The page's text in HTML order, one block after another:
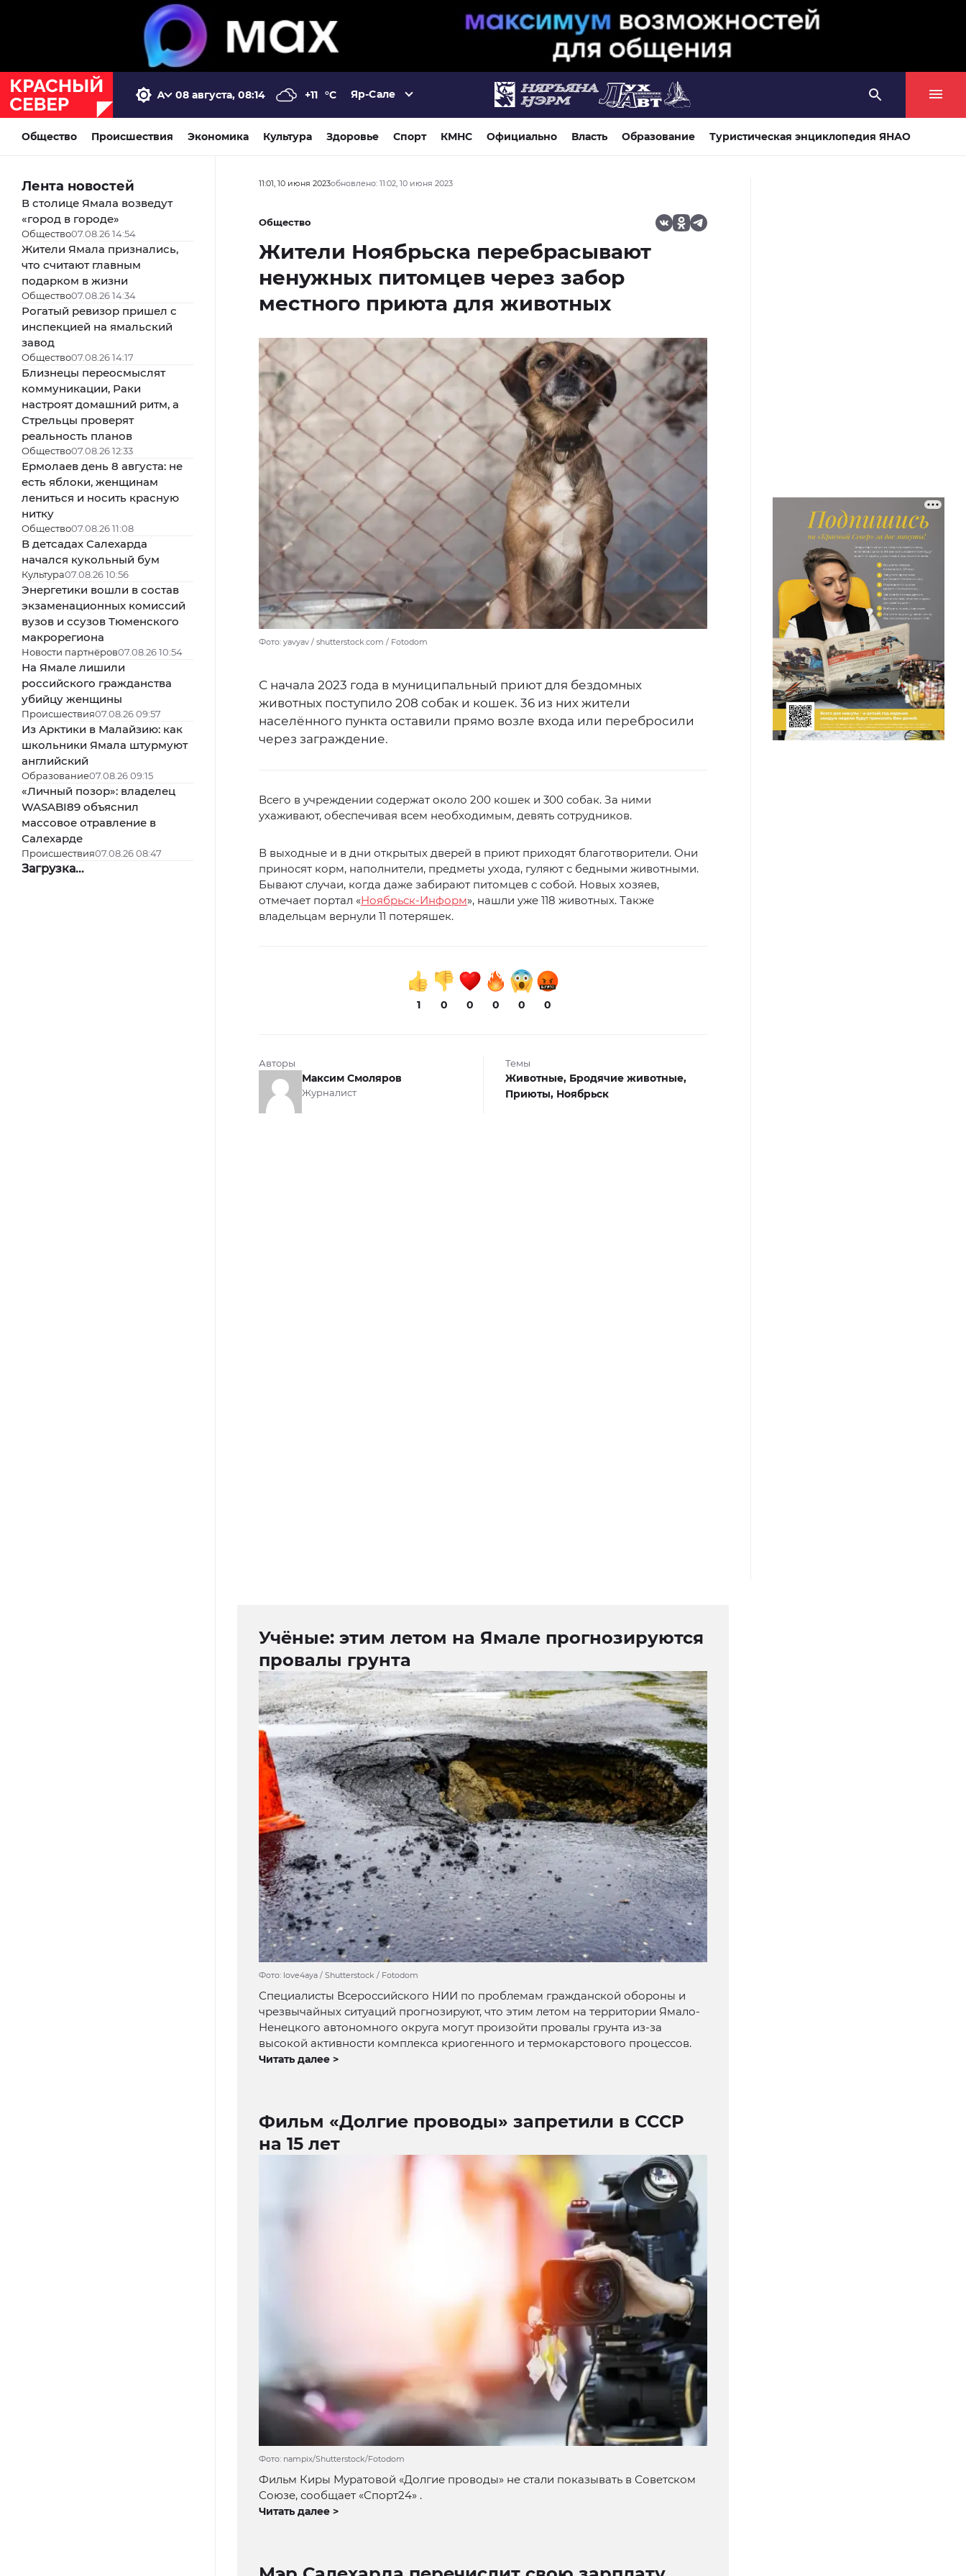
08 августа, 08:14 +11 °C Яр-Сале
Общество Происшествия Экономика Культура Здоровье Спорт КМНС Официально Власть Образование Туристическая энциклопедия ЯНАО
Лента новостей
В столице Ямала возведут
«город в городе»
Общество07.08.26 14:54
Жители Ямала признались,
что считают главным
подарком в жизни
Общество07.08.26 14:34
Рогатый ревизор пришел с
инспекцией на ямальский
завод
Общество07.08.26 14:17
Близнецы переосмыслят
коммуникации, Раки
настроят домашний ритм, а
Стрельцы проверят
реальность планов
Общество07.08.26 12:33
Ермолаев день 8 августа: не
есть яблоки, женщинам
лениться и носить красную
нитку
Общество07.08.26 11:08
В детсадах Салехарда
начался кукольный бум
Культура07.08.26 10:56
Энергетики вошли в состав
экзаменационных комиссий
вузов и ссузов Тюменского
макрорегиона
Новости партнёров07.08.26 10:54
На Ямале лишили
российского гражданства
убийцу женщины
Происшествия07.08.26 09:57
Из Арктики в Малайзию: как
школьники Ямала штурмуют
английский
Образование07.08.26 09:15
«Личный позор»: владелец
WASABI89 объяснил
массовое отравление в
Салехарде
Происшествия07.08.26 08:47
Загрузка...
11:01, 10 июня 2023обновлено: 11:02, 10 июня 2023
Общество
Жители Ноябрьска перебрасывают
ненужных питомцев через забор
местного приюта для животных
Фото: yavyav / shutterstock.com / Fotodom
С начала 2023 года в муниципальный приют для бездомных
животных поступило 208 собак и кошек. 36 из них жители
населённого пункта оставили прямо возле входа или перебросили
через заграждение.
Всего в учреждении содержат около 200 кошек и 300 собак. За ними
ухаживают, обеспечивая всем необходимым, девять сотрудников.
В выходные и в дни открытых дверей в приют приходят благотворители. Они
приносят корм, наполнители, предметы ухода, гуляют с бедными животными.
Бывают случаи, когда даже забирают питомцев с собой. Новых хозяев,
отмечает портал «Ноябрьск-Информ», нашли уже 118 животных. Также
владельцам вернули 11 потеряшек.
1 0 0 0 0 0
Авторы
Максим Смоляров
Журналист
Темы
Животные, Бродячие животные,
Приюты, Ноябрьск
Учёные: этим летом на Ямале прогнозируются
провалы грунта
Фото: love4aya / Shutterstock / Fotodom
Специалисты Всероссийского НИИ по проблемам гражданской обороны и
чрезвычайных ситуаций прогнозируют, что этим летом на территории Ямало-
Ненецкого автономного округа могут произойти провалы грунта из-за
высокой активности комплекса криогенного и термокарстового процессов.
Читать далее >
Фильм «Долгие проводы» запретили в СССР
на 15 лет
Фото: nampix/Shutterstock/Fotodom
Фильм Киры Муратовой «Долгие проводы» не стали показывать в Советском
Союзе, сообщает «Спорт24» .
Читать далее >